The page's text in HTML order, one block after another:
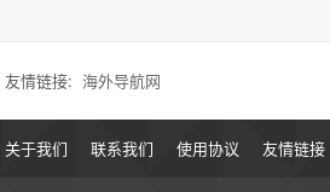
友情链接: 海外导航网
关于我们 联系我们 使用协议 友情链接